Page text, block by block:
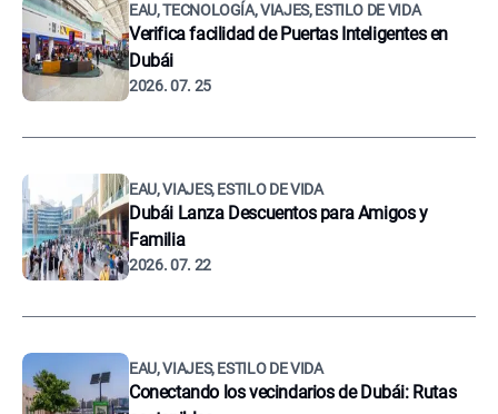
EAU, TECNOLOGÍA, VIAJES, ESTILO DE VIDA
Verifica facilidad de Puertas Inteligentes en
Dubái
2026. 07. 25
EAU, VIAJES, ESTILO DE VIDA
Dubái Lanza Descuentos para Amigos y
Familia
2026. 07. 22
EAU, VIAJES, ESTILO DE VIDA
Conectando los vecindarios de Dubái: Rutas